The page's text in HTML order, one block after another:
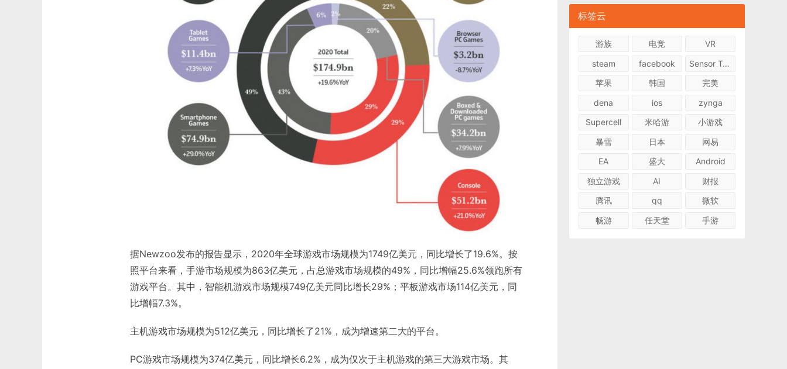
据Newzoo发布的报告显示，2020年全球游戏市场规模为1749亿美元，同比增长了19.6%。按
照平台来看，手游市场规模为863亿美元，占总游戏市场规模的49%，同比增幅25.6%领跑所有
游戏平台。其中，智能机游戏市场规模749亿美元同比增长29%；平板游戏市场114亿美元，同
比增幅7.3%。
主机游戏市场规模为512亿美元，同比增长了21%，成为增速第二大的平台。
PC游戏市场规模为374亿美元，同比增长6.2%，成为仅次于主机游戏的第三大游戏市场。其
标签云
游族 电竞
VR
steam
facebook
Sensor Tower
苹果
韩国
完美
dena
ios
zynga
Supercell
米哈游
小游戏
暴雪
日本
网易
EA
盛大
Android
独立游戏
AI
财报
腾讯
qq
微软
畅游
任天堂 手游